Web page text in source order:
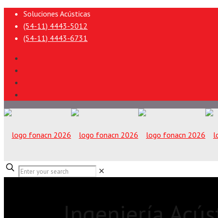
Soluciones Acústicas
(54-11) 4443-5012
(54-11) 4443-6731
✕